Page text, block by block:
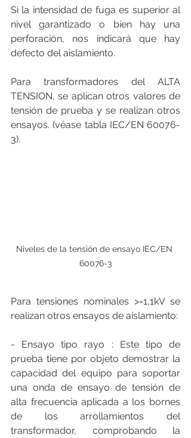
Si la intensidad de fuga es superior al
nivel garantizado o bien hay una
perforación, nos indicará que hay
defecto del aislamiento.
Para transformadores del ALTA
TENSION, se aplican otros valores de
tensión de prueba y se realizan otros
ensayos. (véase tabla IEC/EN 60076-
3).
Niveles de la tensión de ensayo IEC/EN
60076-3
Para tensiones nominales >=1,1kV se
realizan otros ensayos de aislamiento:
- Ensayo tipo rayo : Este tipo de
prueba tiene por objeto demostrar la
capacidad del equipo para soportar
una onda de ensayo de tensión de
alta frecuencia aplicada a los bornes
de los arrollamientos del
transformador, comprobando la